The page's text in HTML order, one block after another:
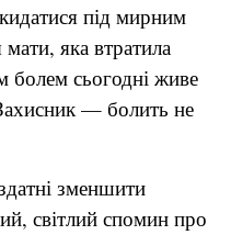
під мирним
яка втратила
сьогодні живе
— болить не
зменшити
світлий спомин про